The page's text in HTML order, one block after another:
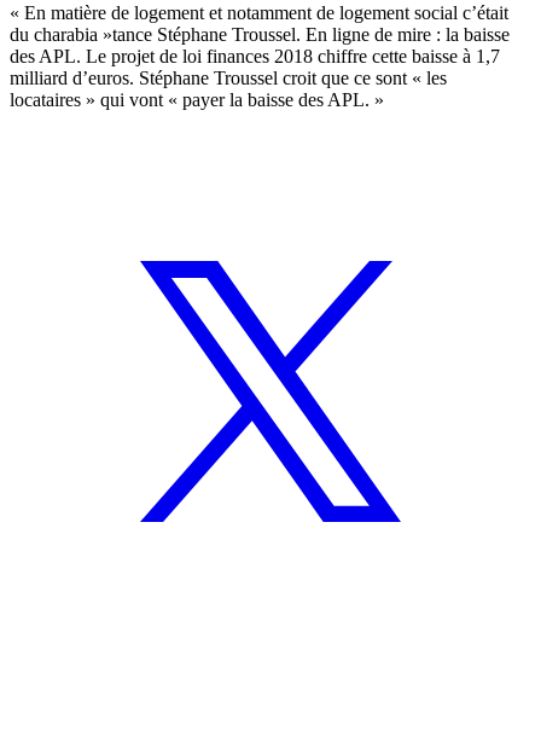
« En matière de logement et notamment de logement social c’était
du charabia »tance Stéphane Troussel. En ligne de mire : la baisse
des APL. Le projet de loi finances 2018 chiffre cette baisse à 1,7
milliard d’euros. Stéphane Troussel croit que ce sont « les
locataires » qui vont « payer la baisse des APL. »